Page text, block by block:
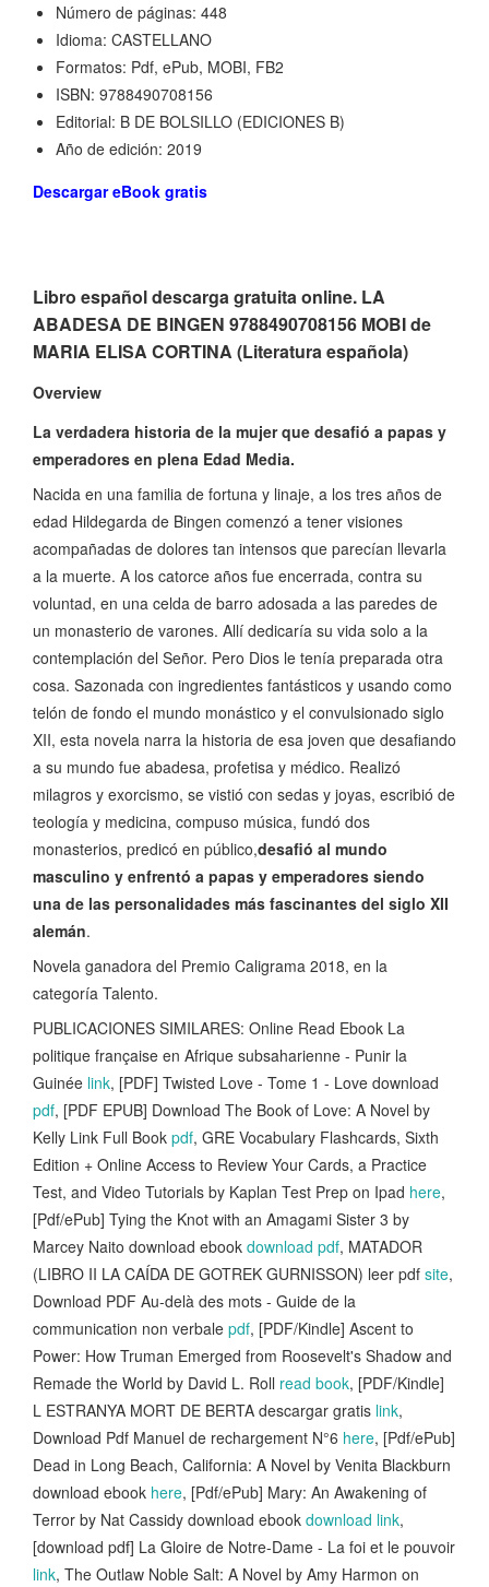
Número de páginas: 448
Idioma: CASTELLANO
Formatos: Pdf, ePub, MOBI, FB2
ISBN: 9788490708156
Editorial: B DE BOLSILLO (EDICIONES B)
Año de edición: 2019
Descargar eBook gratis
Libro español descarga gratuita online. LA
ABADESA DE BINGEN 9788490708156 MOBI de
MARIA ELISA CORTINA (Literatura española)
Overview
La verdadera historia de la mujer que desafió a papas y
emperadores en plena Edad Media.
Nacida en una familia de fortuna y linaje, a los tres años de
edad Hildegarda de Bingen comenzó a tener visiones
acompañadas de dolores tan intensos que parecían llevarla
a la muerte. A los catorce años fue encerrada, contra su
voluntad, en una celda de barro adosada a las paredes de
un monasterio de varones. Allí dedicaría su vida solo a la
contemplación del Señor. Pero Dios le tenía preparada otra
cosa. Sazonada con ingredientes fantásticos y usando como
telón de fondo el mundo monástico y el convulsionado siglo
XII, esta novela narra la historia de esa joven que desafiando
a su mundo fue abadesa, profetisa y médico. Realizó
milagros y exorcismo, se vistió con sedas y joyas, escribió de
teología y medicina, compuso música, fundó dos
monasterios, predicó en público,desafió al mundo
masculino y enfrentó a papas y emperadores siendo
una de las personalidades más fascinantes del siglo XII
alemán.
Novela ganadora del Premio Caligrama 2018, en la
categoría Talento.
PUBLICACIONES SIMILARES: Online Read Ebook La
politique française en Afrique subsaharienne - Punir la
Guinée link, [PDF] Twisted Love - Tome 1 - Love download
pdf, [PDF EPUB] Download The Book of Love: A Novel by
Kelly Link Full Book pdf, GRE Vocabulary Flashcards, Sixth
Edition + Online Access to Review Your Cards, a Practice
Test, and Video Tutorials by Kaplan Test Prep on Ipad here,
[Pdf/ePub] Tying the Knot with an Amagami Sister 3 by
Marcey Naito download ebook download pdf, MATADOR
(LIBRO II LA CAÍDA DE GOTREK GURNISSON) leer pdf site,
Download PDF Au-delà des mots - Guide de la
communication non verbale pdf, [PDF/Kindle] Ascent to
Power: How Truman Emerged from Roosevelt's Shadow and
Remade the World by David L. Roll read book, [PDF/Kindle]
L ESTRANYA MORT DE BERTA descargar gratis link,
Download Pdf Manuel de rechargement N°6 here, [Pdf/ePub]
Dead in Long Beach, California: A Novel by Venita Blackburn
download ebook here, [Pdf/ePub] Mary: An Awakening of
Terror by Nat Cassidy download ebook download link,
[download pdf] La Gloire de Notre-Dame - La foi et le pouvoir
link, The Outlaw Noble Salt: A Novel by Amy Harmon on